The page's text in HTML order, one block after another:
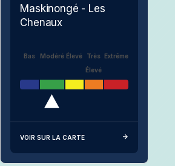
Maskinongé - Les
Chenaux
Bas Modéré Élevé
Très
Élevé
Extrême
VOIR SUR LA CARTE